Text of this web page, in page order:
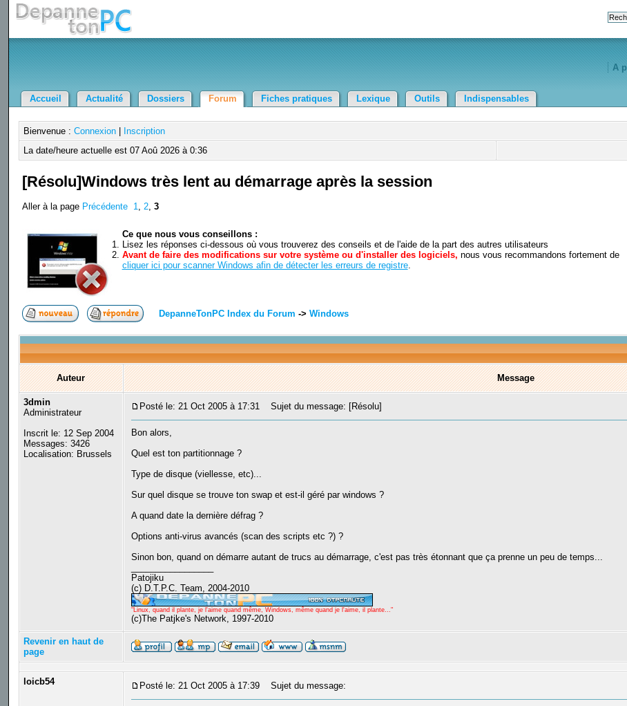
A
Accueil Actualité Dossiers Forum Fiches pratiques Lexique Outils Indispensables
Bienvenue : Connexion|
Inscription
La date/heure actuelle est 07 Aoû 2026 à 0:36
[Résolu]Windows très lent au démarrage après la session
Aller à la page Précédente 1, 2, 3
Ce que nous vous conseillons :
Lisez les réponses ci-dessous où vous trouverez des conseils et de l'aide de la part des autres utilisateurs
Avant de faire des modifications sur votre système ou d'installer des logiciels, nous vous recommandons fortement de
cliquer ici pour scanner Windows afin de détecter les erreurs de registre.
DepanneTonPC Index du Forum -> Windows
Auteur Message
3dmin
Administrateur
Inscrit le: 12 Sep 2004
Messages: 3426
Localisation: Brussels
Posté le: 21 Oct 2005 à 17:31 Sujet du message: [Résolu]
Bon alors,
Quel est ton partitionnage ?
Type de disque (viellesse, etc)...
Sur quel disque se trouve ton swap et est-il géré par windows ?
A quand date la dernière défrag ?
Options anti-virus avancés (scan des scripts etc ?) ?
Sinon bon, quand on démarre autant de trucs au démarrage, c'est pas très étonnant que ça prenne un peu de temps...
Patojiku
(c) D.T.P.C. Team, 2004-2010
"Linux, quand il plante, je l'aime quand même, Windows, même quand je l'aime, il plante..."
(c)The Patjke's Network, 1997-2010
Revenir en haut de
page
loicb54 Posté le: 21 Oct 2005 à 17:39 Sujet du message: